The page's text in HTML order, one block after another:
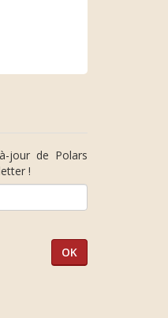
jour de Polars
!